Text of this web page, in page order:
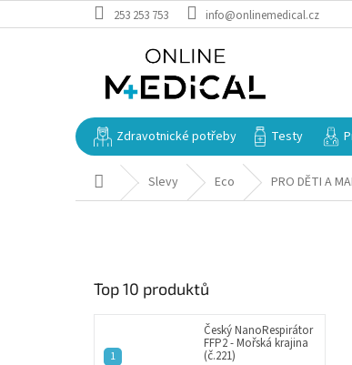
na
253 253 753 info@onlinemedical.cz
Zdravotnické potřeby Testy
Domů Slevy Eco PRO DĚTI A
Top 10 produktů
Český NanoRespirátor
FFP2 - Mořská krajina
(č.221)